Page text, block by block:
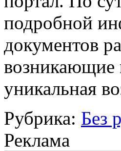
подробной
документов
возникающие
уникальная
Рубрика: Без
Реклама